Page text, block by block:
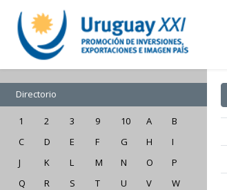
Directorio
1 2 3 9 10 A
B
C
D E F G H
I
J
K L M N O
P
Q
R S T U V
W